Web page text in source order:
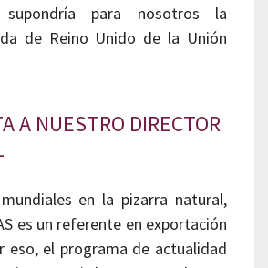
para nosotros la
de Reino Unido de la Unión
A NUESTRO DIRECTOR
en la pizarra natural,
es un referente en exportación
eso, el programa de actualidad